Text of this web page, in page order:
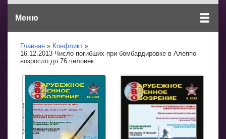
Меню
Главная
Конфликт
16.12.2013 Число погибших при бомбардировке в Алеппо
возросло до 76 человек